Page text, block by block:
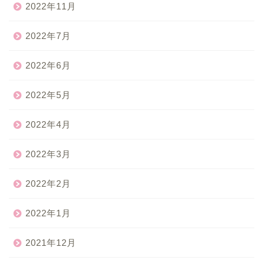
2022年11月
2022年7月
2022年6月
2022年5月
2022年4月
2022年3月
2022年2月
2022年1月
2021年12月